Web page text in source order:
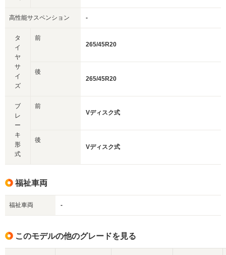
高性能サスペンション -
タ
イ
ヤ
サ
イ
ズ
前
265/45R20
後
265/45R20
ブ
レ
ー
キ
形
式
前
Vディスク式
後
Vディスク式
福祉車両
福祉車両 -
このモデルの他のグレードを見る